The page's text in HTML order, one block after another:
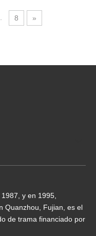
8 »
y en 1995,
Quanzhou, Fujian, es el
de trama financiado por